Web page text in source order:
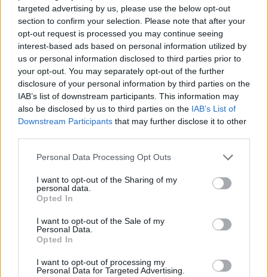
targeted advertising by us, please use the below opt-out
section to confirm your selection. Please note that after your
opt-out request is processed you may continue seeing
interest-based ads based on personal information utilized by
us or personal information disclosed to third parties prior to
your opt-out. You may separately opt-out of the further
disclosure of your personal information by third parties on the
IAB’s list of downstream participants. This information may
also be disclosed by us to third parties on the IAB’s List of
Downstream Participants that may further disclose it to other
Personal Data Processing Opt Outs
I want to opt-out of the Sharing of my
personal data.
Opted In
I want to opt-out of the Sale of my
Personal Data.
Opted In
I want to opt-out of processing my
Personal Data for Targeted Advertising.
Esim for Global
Esim for USA|Esim for Italy| Esim for Spain|Esim